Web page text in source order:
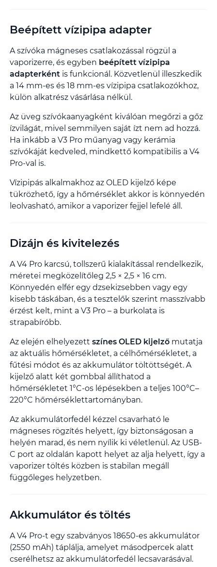
Beépített vízipipa adapter
A szívóka mágneses csatlakozással rögzül a
vaporizerre, és egyben beépített vízipipa
adapterként is funkcionál. Közvetlenül illeszkedik
a 14 mm-es és 18 mm-es vízipipa csatlakozókhoz,
külön alkatrész vásárlása nélkül.
Az üveg szívókaanyagként kiválóan megőrzi a gőz
ízvilágát, mivel semmilyen saját ízt nem ad hozzá.
Ha inkább a V3 Pro műanyag vagy kerámia
szívókáját kedveled, mindkettő kompatibilis a V4
Pro-val is.
Vízipipás alkalmakhoz az OLED kijelző képe
tükrözhető, így a hőmérséklet akkor is könnyedén
leolvasható, amikor a vaporizer fejjel lefelé áll.
Dizájn és kivitelezés
A V4 Pro karcsú, tollszerű kialakítással rendelkezik,
méretei megközelítőleg 2,5 × 2,5 × 16 cm.
Könnyedén elfér egy dzsekizsebben vagy egy
kisebb táskában, és a tesztelők szerint masszívabb
érzést kelt, mint a V3 Pro – a burkolata is
strapabíróbb.
Az elején elhelyezett színes OLED kijelző mutatja
az aktuális hőmérsékletet, a célhőmérsékletet, a
fűtési módot és az akkumulátor töltöttségét. A
kijelző alatt két gombbal állíthatod a
hőmérsékletet 1°C-os lépésekben a teljes 100°C–
220°C hőmérséklettartományban.
Az akkumulátorfedél kézzel csavarható le
mágneses rögzítés helyett, így biztonságosan a
helyén marad, és nem nyílik ki véletlenül. Az USB-
C port az oldalán kapott helyet az alja helyett, így a
vaporizer töltés közben is stabilan megáll
függőleges helyzetben.
Akkumulátor és töltés
A V4 Pro-t egy szabványos 18650-es akkumulátor
(2550 mAh) táplálja, amelyet másodpercek alatt
cserélhetsz az akkumulátorfedél lecsavarásával.